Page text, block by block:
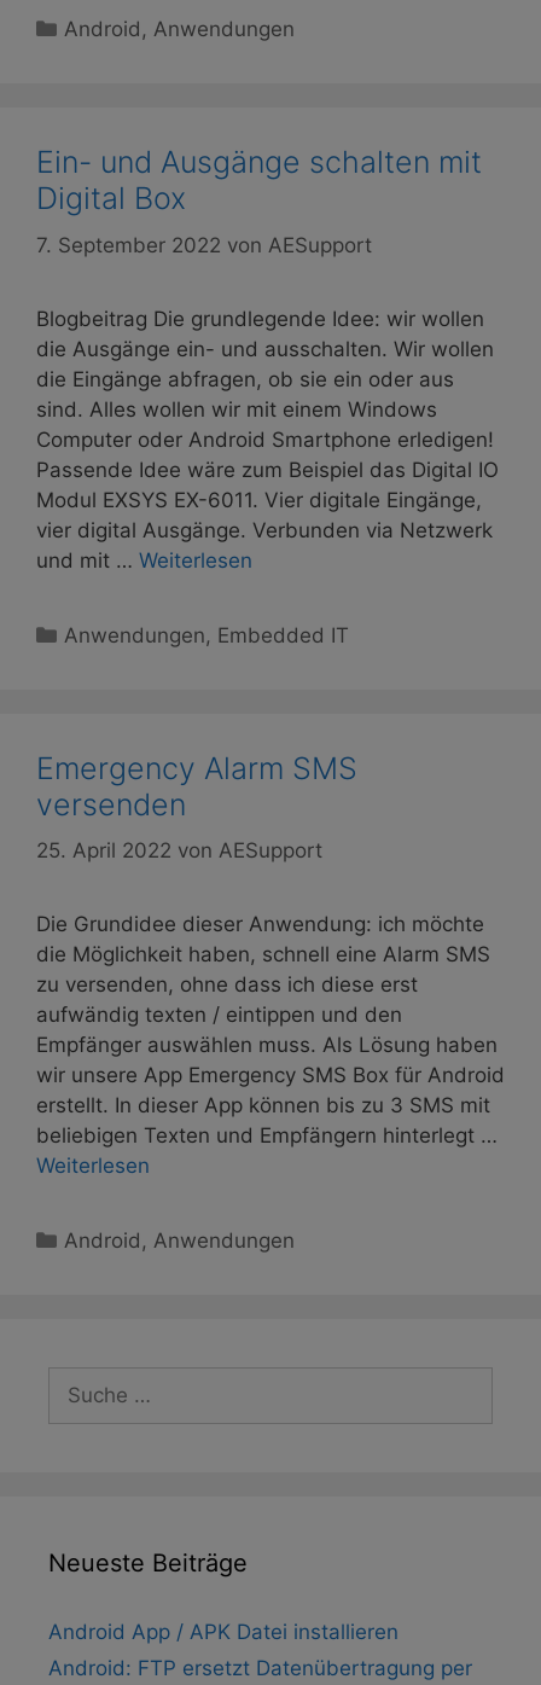
Kategorien
Android ,Anwendungen
Ein- und Ausgänge schalten mit
Digital Box
7. September 2022 von AESupport
Blogbeitrag Die grundlegende Idee: wir wollen
die Ausgänge ein- und ausschalten. Wir wollen
die Eingänge abfragen, ob sie ein oder aus
sind. Alles wollen wir mit einem Windows
Computer oder Android Smartphone erledigen!
Passende Idee wäre zum Beispiel das Digital IO
Modul EXSYS EX-6011. Vier digitale Eingänge,
vier digital Ausgänge. Verbunden via Netzwerk
und mit … Weiterlesen
Kategorien
Anwendungen, Embedded IT
Emergency Alarm SMS
versenden
25. April 2022 von AESupport
Die Grundidee dieser Anwendung: ich möchte
die Möglichkeit haben, schnell eine Alarm SMS
zu versenden, ohne dass ich diese erst
aufwändig texten / eintippen und den
Empfänger auswählen muss. Als Lösung haben
wir unsere App Emergency SMS Box für Android
erstellt. In dieser App können bis zu 3 SMS mit
beliebigen Texten und Empfängern hinterlegt …
Weiterlesen
Kategorien
Android ,Anwendungen
Suche
Neueste Beiträge
Android App / APK Datei installieren
Android: FTP ersetzt Datenübertragung per